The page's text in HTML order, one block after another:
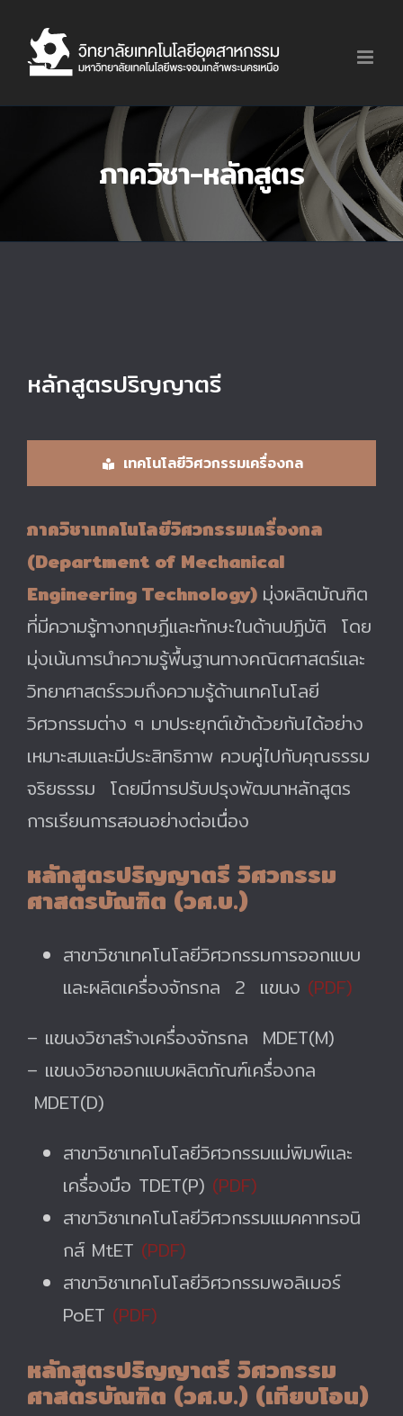
content
ภาควิชา-หลักสูตร
หลักสูตรปริญญาตรี
เทคโนโลยีวิศวกรรมเครื่องกล
ภาควิชาเทคโนโลยีวิศวกรรมเครื่องกล
(Department of Mechanical
Engineering Technology) มุ่งผลิตบัณฑิต
ที่มีความรู้ทางทฤษฏีและทักษะในด้านปฏิบัติ โดย
มุ่งเน้นการนำความรู้พื้นฐานทางคณิตศาสตร์และ
วิทยาศาสตร์รวมถึงความรู้ด้านเทคโนโลยี
วิศวกรรมต่าง ๆ มาประยุกต์เข้าด้วยกันได้อย่าง
เหมาะสมและมีประสิทธิภาพ ควบคู่ไปกับคุณธรรม
จริยธรรม โดยมีการปรับปรุงพัฒนาหลักสูตร
การเรียนการสอนอย่างต่อเนื่อง
หลักสูตรปริญญาตรี วิศวกรรม
ศาสตรบัณฑิต (วศ.บ.)
สาขาวิชาเทคโนโลยีวิศวกรรมการออกแบบ
และผลิตเครื่องจักรกล 2 แขนง (PDF)
– แขนงวิชาสร้างเครื่องจักรกล MDET(M)
– แขนงวิชาออกแบบผลิตภัณฑ์เครื่องกล
MDET(D)
สาขาวิชาเทคโนโลยีวิศวกรรมแม่พิมพ์และ
เครื่องมือ TDET(P) (PDF)
สาขาวิชาเทคโนโลยีวิศวกรรมแมคคาทรอนิ
กส์ MtET (PDF)
สาขาวิชาเทคโนโลยีวิศวกรรมพอลิเมอร์
PoET (PDF)
หลักสูตรปริญญาตรี วิศวกรรม
ศาสตรบัณฑิต (วศ.บ.) (เทียบโอน)